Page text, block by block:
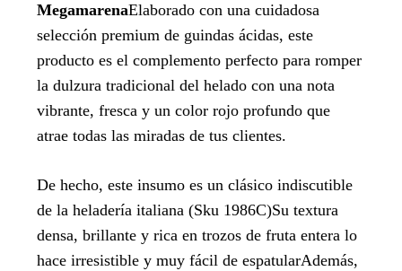
MegamarenaElaborado con una cuidadosa
selección premium de guindas ácidas, este
producto es el complemento perfecto para romper
la dulzura tradicional del helado con una nota
vibrante, fresca y un color rojo profundo que
atrae todas las miradas de tus clientes.
De hecho, este insumo es un clásico indiscutible
de la heladería italiana (Sku 1986C)Su textura
densa, brillante y rica en trozos de fruta entera lo
hace irresistible y muy fácil de espatularAdemás,